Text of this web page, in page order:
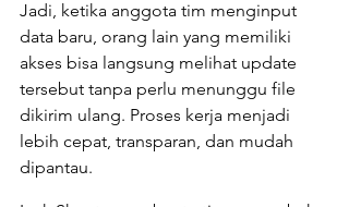
Jadi, ketika anggota tim menginput
data baru, orang lain yang memiliki
akses bisa langsung melihat update
tersebut tanpa perlu menunggu file
dikirim ulang. Proses kerja menjadi
lebih cepat, transparan, dan mudah
dipantau.